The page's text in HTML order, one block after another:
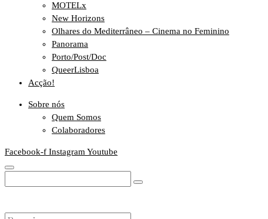
MOTELx
New Horizons
Olhares do Mediterrâneo – Cinema no Feminino
Panorama
Porto/Post/Doc
QueerLisboa
Acção!
Sobre nós
Quem Somos
Colaboradores
Facebook-f Instagram Youtube